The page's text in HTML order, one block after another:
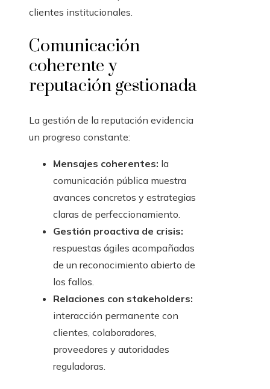
clientes institucionales.
Comunicación
coherente y
reputación gestionada
La gestión de la reputación evidencia
un progreso constante:
Mensajes coherentes: la
comunicación pública muestra
avances concretos y estrategias
claras de perfeccionamiento.
Gestión proactiva de crisis:
respuestas ágiles acompañadas
de un reconocimiento abierto de
los fallos.
Relaciones con stakeholders:
interacción permanente con
clientes, colaboradores,
proveedores y autoridades
reguladoras.